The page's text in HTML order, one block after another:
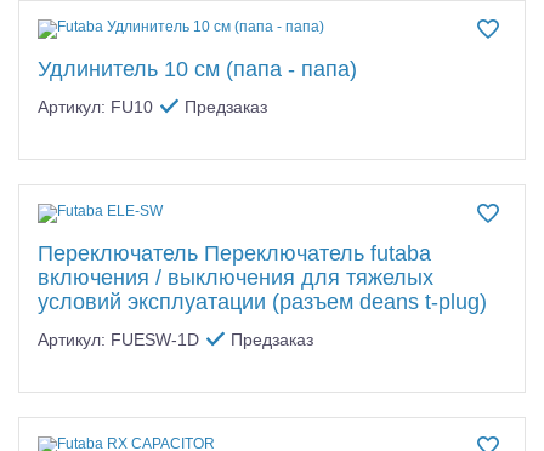
Удлинитель 10 см (папа - папа)
Артикул: FU10 Предзаказ
Переключатель Переключатель futaba
включения / выключения для тяжелых
условий эксплуатации (разъем deans t-plug)
Артикул: FUESW-1D Предзаказ